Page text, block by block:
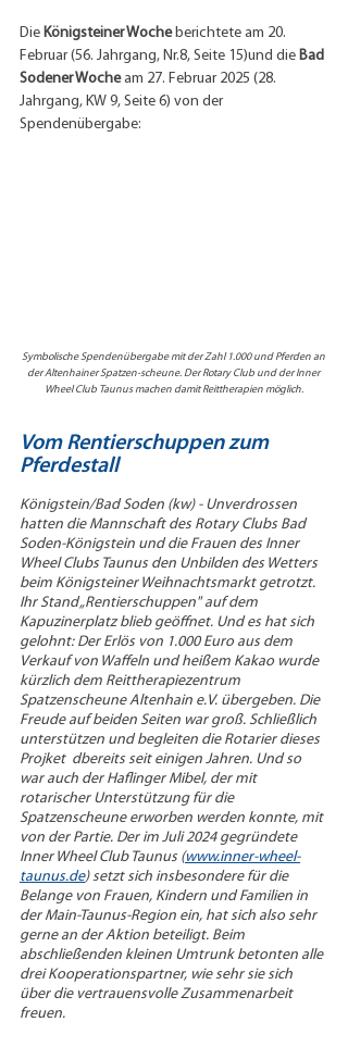
Die Königsteiner Woche berichtete am 20.
Februar (56. Jahrgang, Nr.8, Seite 15)und die Bad
Sodener Woche am 27. Februar 2025 (28.
Jahrgang, KW 9, Seite 6) von der
Spendenübergabe:
Symbolische Spendenübergabe mit der Zahl 1.000 und Pferden an
der Altenhainer Spatzen-scheune. Der Rotary Club und der Inner
Wheel Club Taunus machen damit Reittherapien möglich.
Vom Rentierschuppen zum
Pferdestall
Königstein/Bad Soden (kw) - Unverdrossen
hatten die Mannschaft des Rotary Clubs Bad
Soden-Königstein und die Frauen des Inner
Wheel Clubs Taunus den Unbilden des Wetters
beim Königsteiner Weihnachtsmarkt getrotzt.
Ihr Stand „Rentierschuppen" auf dem
Kapuzinerplatz blieb geöffnet. Und es hat sich
gelohnt: Der Erlös von 1.000 Euro aus dem
Verkauf von Waffeln und heißem Kakao wurde
kürzlich dem Reittherapiezentrum
Spatzenscheune Altenhain e.V. übergeben. Die
Freude auf beiden Seiten war groß. Schließlich
unterstützen und begleiten die Rotarier dieses
Projket  dbereits seit einigen Jahren. Und so
war auch der Haflinger Mibel, der mit
rotarischer Unterstützung für die
Spatzenscheune erworben werden konnte, mit
von der Partie. Der im Juli 2024 gegründete
Inner Wheel Club Taunus (www.inner-wheel-
taunus.de) setzt sich insbesondere für die
Belange von Frauen, Kindern und Familien in
der Main-Taunus-Region ein, hat sich also sehr
gerne an der Aktion beteiligt. Beim
abschließenden kleinen Umtrunk betonten alle
drei Kooperationspartner, wie sehr sie sich
über die vertrauensvolle Zusammenarbeit
freuen.